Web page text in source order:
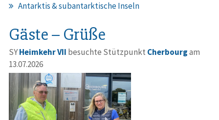
Antarktis & subantarktische Inseln
Gäste – Grüße
SYHeimkehr VII besuchte Stützpunkt Cherbourgam
13.07.2026